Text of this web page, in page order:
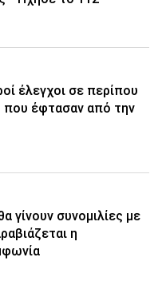
έλεγχοι σε περίπου
που έφτασαν από την
γίνουν συνομιλίες με
η